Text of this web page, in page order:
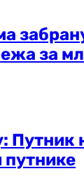
за
Путник
путнике